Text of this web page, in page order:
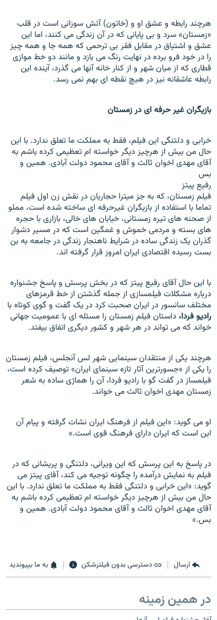
هرچند رابطه و عشق او و (خاتون) آتش سوزانی است در قلب
«زمستان» سرد و بی پايانی که در آن زندگی می کنند، اما اين
عشق و اشتياق در مقابل فقر بی ترحمی که همه جا و همه چيز
را در خود فرو برده در نهايت رنگ می بازد و مانند دو خط موازی
قطاری که از ميان شهر و از کنار خانه آنها می گذرد، آينده اين
رابطه عاشقانه نيز در هيچ نقطه ای بهم نمی رسد.
بازیگران غیر حرفه ای در زمستان
خرابی و دلتنگی این فیلم، فقط به مملکت ما تعلق ندارد. با اين
حال من بيش از هرچيز ديگر خواسته ام تعظيمی کرده باشم به
آقای مهدی اخوان ثالث و آقای محمود دولت آبادی. همين و
بس
رفیع پیتز
فيلم زمستان، که به جز ميترا حجاريان در نقش زن اول فيلم
تماما با استفاده از بازيگران غيرحرفه ای ساخته شده است، مملو
از صحنه های تيره زمستانی، خيابان های خالی، بازاری با حجره
های بسته و مردمی خموش و غمگين است که در مسير دشوار
گذران يک زندگی ساده در شرايط ناهنجار زندگی در جامعه به بن
بست رسيده اقتصادی ايران امروز قرار گرفته اند.
با اين حال آقای رفيع پيتز که در بخش پرسش و پاسخ جشنواره
درباره مشکلات فيلمسازی از جمله گذشتن از خط قرمزهای
مختلف سانسور در ايران صحبت کرد در يک گفت و گوی کوتاه با
راديو فردا، داستان فيلم زمستان را مسئله ای با عموميت جهانی
خواند که می تواند در هر شهر و کشور ديگری اتفاق بيفتد.
هرچند يکی از منتقدان سينمايی شهر لس آنجلس، فيلم زمستان
را يکی از «جسورترين آثار تازه سينمای ايران» توصيف کرده است،
فيلمساز در گفت گو با راديو فردا، آن را هماژی ساده به شعر
زمستان مهدی اخوان ثالث می خواند.
او می گويد: «اين فيلم از فرهنگ ايران نشات گرفته و پيام آن
اين است که ايران دارای فرهنگ قوی است.»
در پاسخ به اين پرسش که اين ويرانی، دلتنگی و پريشانی که در
فيلم به نمايش درآمده را چگونه توجيه می کند، آقای پيتز می
گويد: «اين خرابی و دلتنگی فقط به مملکت ما تعلق ندارد. با اين
حال من بيش از هرچيز ديگر خواسته ام تعظيمی کرده باشم به
آقای مهدی اخوان ثالث و آقای محمود دولت آبادی. همين و
بس.»
ارسال دسترسی بدون فیلترشکن به ما بپیوندید
در همین زمینه